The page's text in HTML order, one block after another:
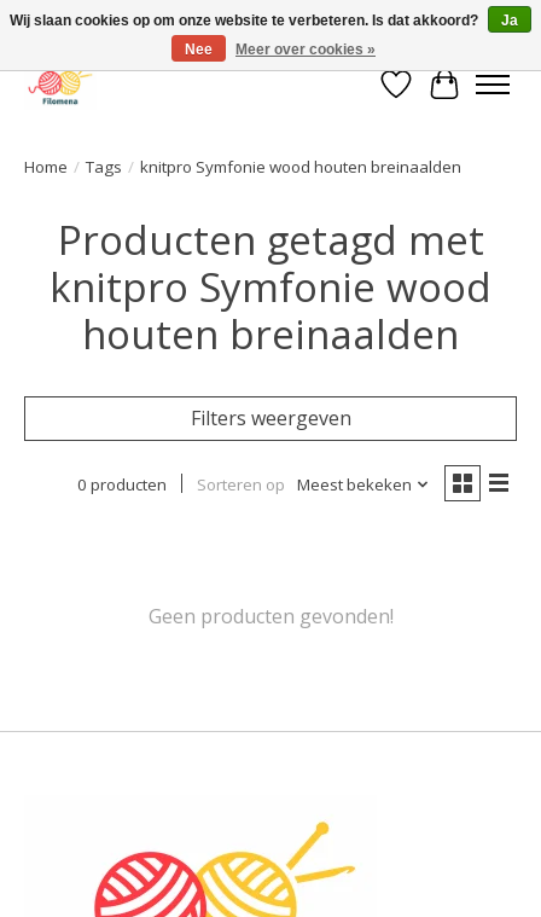
Verlanglijst
Home / Tags / knitpro Symfonie wood houten breinaalden
Producten getagd met
knitpro Symfonie wood
houten breinaalden
Filters weergeven
0 producten Sorteren op Meest bekeken
Geen producten gevonden!
Wij slaan cookies op om onze website te verbeteren. Is dat akkoord?
Ja
Nee
Meer over cookies »